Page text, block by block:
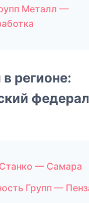
Металл —
регионе:
— Самара
Групп —